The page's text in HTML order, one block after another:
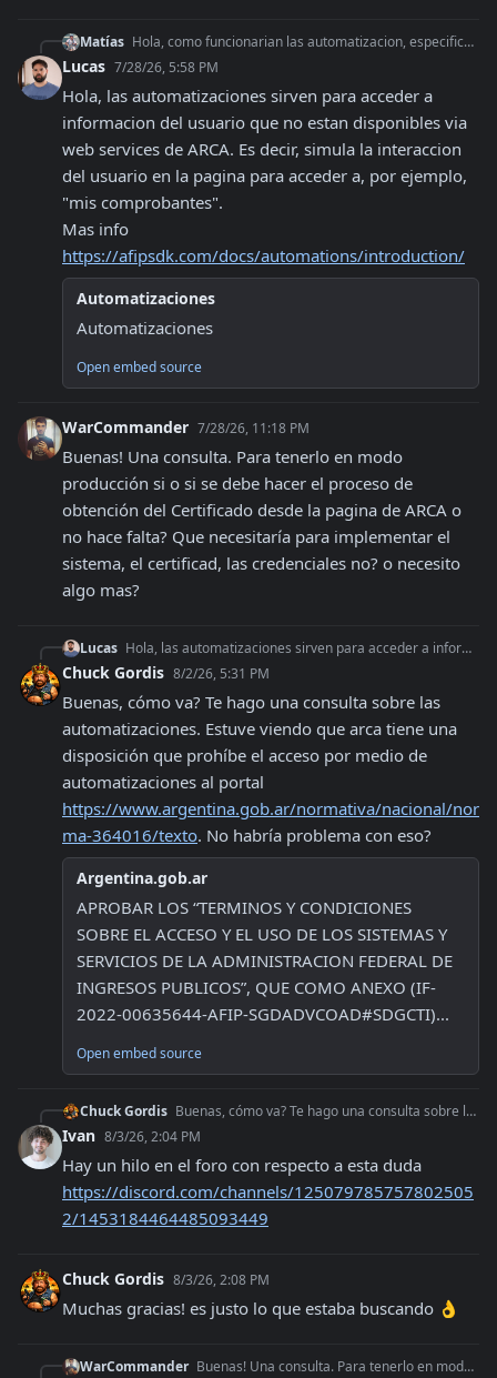
Matías Hola, como funcionarian las automatizacion, especificamente la de Mis Comprobantes? Me refiero a los ojos del usuario, es una emulacion que bloquea el uso de la
Lucas 7/28/26, 5:58 PM
Hola, las automatizaciones sirven para acceder a
informacion del usuario que no estan disponibles via
web services de ARCA. Es decir, simula la interaccion
del usuario en la pagina para acceder a, por ejemplo,
"mis comprobantes".
https://afipsdk.com/docs/automations/introduction/
Automatizaciones
Automatizaciones
Open embed source
WarCommander 7/28/26, 11:18 PM
Buenas! Una consulta. Para tenerlo en modo
producción si o si se debe hacer el proceso de
obtención del Certificado desde la pagina de ARCA o
no hace falta? Que necesitaría para implementar el
sistema, el certificad, las credenciales no? o necesito
algo mas?
Lucas Hola, las automatizaciones sirven para acceder a informacion del usuario que no estan disponibles via web services de ARCA. Es decir, simula la interaccion del
Chuck Gordis 8/2/26, 5:31 PM
Buenas, cómo va? Te hago una consulta sobre las
automatizaciones. Estuve viendo que arca tiene una
disposición que prohíbe el acceso por medio de
https://www.argentina.gob.ar/normativa/nacional/nor
ma-364016/texto. No habría problema con eso?
Argentina.gob.ar
APROBAR LOS “TERMINOS Y CONDICIONES
SOBRE EL ACCESO Y EL USO DE LOS SISTEMAS Y
SERVICIOS DE LA ADMINISTRACION FEDERAL DE
INGRESOS PUBLICOS”, QUE COMO ANEXO (IF-
2022-00635644-AFIP-SGDADVCOAD#SDGCTI)...
Open embed source
Chuck Gordis Buenas, cómo va? Te hago una consulta sobre las automatizaciones. Estuve viendo que arca tiene una disposición que prohíbe el acceso por medio de automatizacion
Ivan 8/3/26, 2:04 PM
https://discord.com/channels/125079785757802505
2/1453184464485093449
Chuck Gordis 8/3/26, 2:08 PM
Muchas gracias! es justo lo que estaba buscando 👌
WarCommander Buenas! Una consulta. Para tenerlo en modo producción si o si se debe hacer el proceso de obtención del Certificado desde la pagina de ARCA o no hace falta? Que